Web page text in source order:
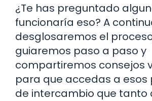
¿Te has preguntado
funcionaría eso? A
desglosaremos el
guiaremos paso a paso y
compartiremos consejos
para que accedas a
de intercambio que tanto